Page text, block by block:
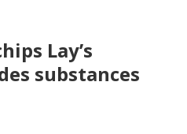
Lay’s
substances